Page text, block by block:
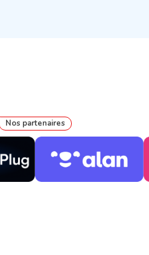
Nos partenaires